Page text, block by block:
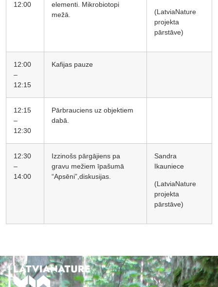
12:00
elementi. Mikrobiotopi
mežā.
(LatviaNature
projekta
pārstāve)
12:00
–
12:15
Kafijas pauze
12:15
–
12:30
Pārbrauciens uz objektiem
dabā.
12:30
–
14:00
Izzinošs pārgājiens pa
gravu mežiem īpašumā
“Apsēni”,diskusijas.
Sandra
Ikauniece
(LatviaNature
projekta
pārstāve)